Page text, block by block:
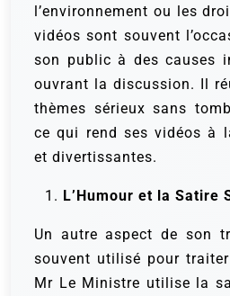
l’environnement ou les
vidéos sont souvent
son public à des causes
ouvrant la discussion. Il
thèmes sérieux sans
ce qui rend ses vidéos à
et divertissantes.
L’Humour et la Satire
Un autre aspect de son
souvent utilisé pour
Mr Le Ministre utilise la